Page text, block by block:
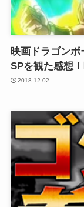
映画ドラゴン
SPを観た感想
2018.12.02